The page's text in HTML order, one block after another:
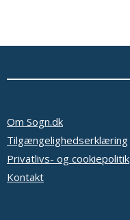
Om Sogn.dk
Tilgængelighedserklæring
Privatlivs- og cookiepolitik
Kontakt